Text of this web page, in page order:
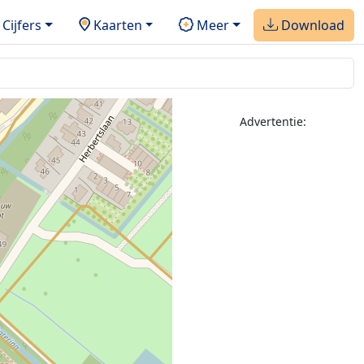
Cijfers Kaarten Meer Download
Advertentie: